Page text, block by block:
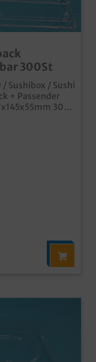
300St
/ Sushibox / Sushi
+ Passender
300
in